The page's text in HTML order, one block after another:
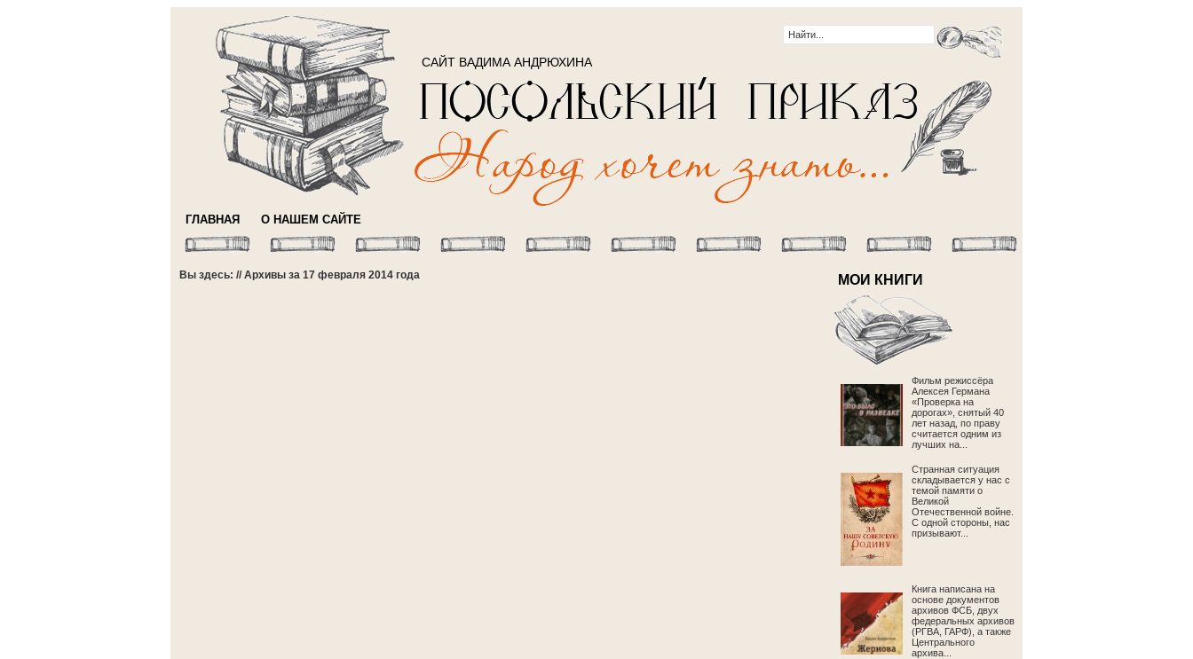
САЙТ ВАДИМА АНДРЮХИНА
ГЛАВНАЯ О НАШЕМ САЙТЕ
Вы здесь: // Архивы за 17 февраля 2014 года МОИ КНИГИ
Фильм режиссёра
Алексея Германа
«Проверка на
дорогах», снятый 40
лет назад, по праву
считается одним из
лучших на...
Странная ситуация
складывается у нас с
темой памяти о
Великой
Отечественной войне.
С одной стороны, нас
призывают...
Книга написана на
основе документов
архивов ФСБ, двух
федеральных архивов
(РГВА, ГАРФ), а также
Центрального
архива...